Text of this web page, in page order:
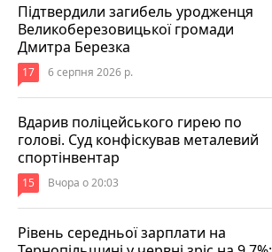
Підтвердили загибель уродженця
Великоберезовицької громади
Дмитра Березка
17 6 серпня 2026 р.
Вдарив поліцейського гирею по
голові. Суд конфіскував металевий
спортінвентар
15 Вчора о 20:03
Рівень середньої зарплати на